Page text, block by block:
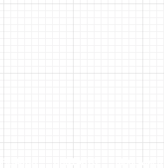
AFILIADOS DISCLAIMER